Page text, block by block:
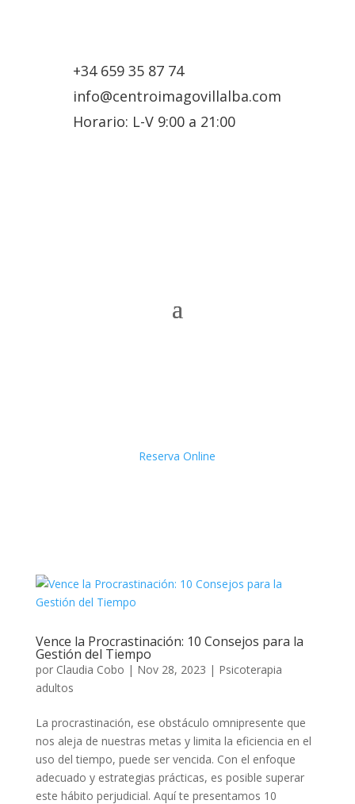
+34 659 35 87 74
info@centroimagovillalba.com
Horario: L-V 9:00 a 21:00
Reserva Online
Vence la Procrastinación: 10 Consejos para la
Gestión del Tiempo
por Claudia Cobo | Nov 28, 2023 | Psicoterapia
adultos
La procrastinación, ese obstáculo omnipresente que
nos aleja de nuestras metas y limita la eficiencia en el
uso del tiempo, puede ser vencida. Con el enfoque
adecuado y estrategias prácticas, es posible superar
este hábito perjudicial. Aquí te presentamos 10